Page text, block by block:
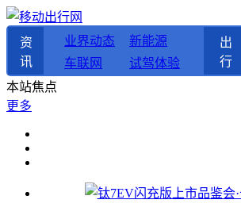
资
讯
业界动态
新能源
车联网
试驾体验
出
行
本站焦点
更多